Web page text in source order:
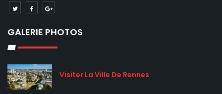
GALERIE PHOTOS
Visiter La Ville De Rennes